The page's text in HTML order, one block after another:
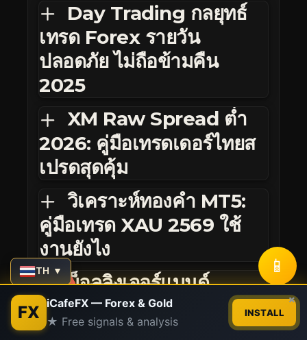
Day Trading กลยุทธ์
เทรด Forex รายวัน
ปลอดภัย ไม่ถือข้ามคืน
2025
XM Raw Spread ต่ำ
2026: คู่มือเทรดเดอร์ไทยส
เปรดสุดคุ้ม
วิเคราะห์ทองคำ MT5:
คู่มือเทรด XAU 2569 ใช้
งานยังไง
บ็อลลิงเจอร์แบนด์
Squeeze Breakout:
กลยุทธ์รวยตะลึงตลาด
TH ▼ 📱
FX iCafeFX — Forex & Gold
★ Free signals & analysis
INSTALL
×
Open